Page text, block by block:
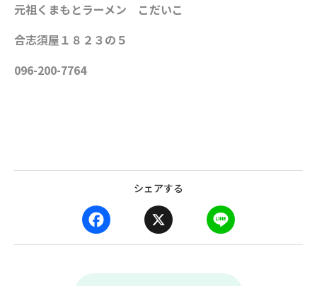
元祖くまもとラーメン こだいこ
合志須屋１８２３の５
096-200-7764
シェアする
a
e
i
e